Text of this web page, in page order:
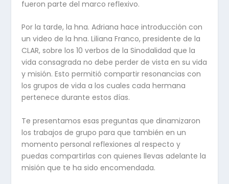
fueron parte del marco reflexivo.
Por la tarde, la hna. Adriana hace introducción con
un video de la hna. Liliana Franco, presidente de la
CLAR, sobre los 10 verbos de la Sinodalidad que la
vida consagrada no debe perder de vista en su vida
y misión. Esto permitió compartir resonancias con
los grupos de vida a los cuales cada hermana
pertenece durante estos días.
Te presentamos esas preguntas que dinamizaron
los trabajos de grupo para que también en un
momento personal reflexiones al respecto y
puedas compartirlas con quienes llevas adelante la
misión que te ha sido encomendada.